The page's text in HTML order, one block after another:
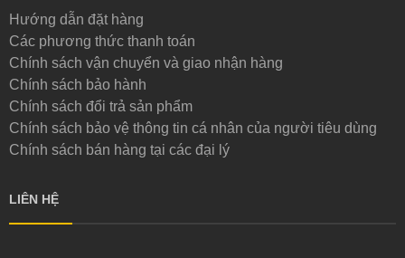
Hướng dẫn đặt hàng
Các phương thức thanh toán
Chính sách vận chuyển và giao nhận hàng
Chính sách bảo hành
Chính sách đổi trả sản phẩm
Chính sách bảo vệ thông tin cá nhân của người tiêu dùng
Chính sách bán hàng tại các đại lý
LIÊN HỆ